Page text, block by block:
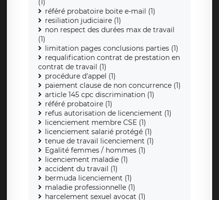
(1)
référé probatoire boite e-mail (1)
resiliation judiciaire (1)
non respect des durées max de travail
(1)
limitation pages conclusions parties (1)
requalification contrat de prestation en
contrat de travail (1)
procédure d'appel (1)
paiement clause de non concurrence (1)
article 145 cpc discrimination (1)
référé probatoire (1)
refus autorisation de licenciement (1)
licenciement membre CSE (1)
licenciement salarié protégé (1)
tenue de travail licenciement (1)
Egalité femmes / hommes (1)
licenciement maladie (1)
accident du travail (1)
bermuda licenciement (1)
maladie professionnelle (1)
harcelement sexuel avocat (1)